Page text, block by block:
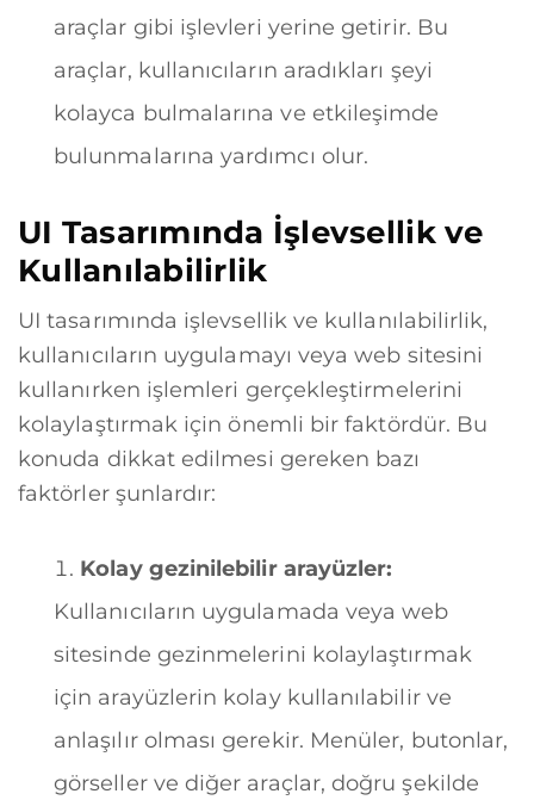
araçlar gibi işlevleri yerine getirir. Bu
araçlar, kullanıcıların aradıkları şeyi
kolayca bulmalarına ve etkileşimde
bulunmalarına yardımcı olur.
UI Tasarımında İşlevsellik ve
Kullanılabilirlik
UI tasarımında işlevsellik ve kullanılabilirlik,
kullanıcıların uygulamayı veya web sitesini
kullanırken işlemleri gerçekleştirmelerini
kolaylaştırmak için önemli bir faktördür. Bu
konuda dikkat edilmesi gereken bazı
faktörler şunlardır:
Kolay gezinilebilir arayüzler:
Kullanıcıların uygulamada veya web
sitesinde gezinmelerini kolaylaştırmak
için arayüzlerin kolay kullanılabilir ve
anlaşılır olması gerekir. Menüler, butonlar,
görseller ve diğer araçlar, doğru şekilde